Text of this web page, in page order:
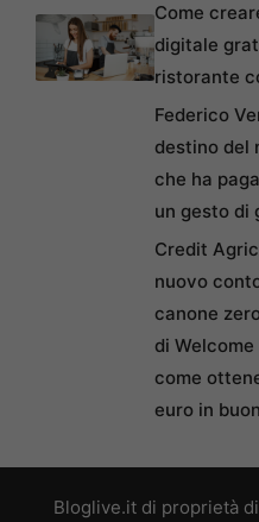
Come
digitale
ristorante
Federico
destino del
che ha
un gesto di
Credit
nuovo
canone
di
come
euro in
Bloglive.it di proprietà